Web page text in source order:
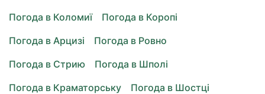
Погода в Коломиї
Погода в Коропі
Погода в Арцизі
Погода в Ровно
Погода в Стрию
Погода в Шполі
Погода в Краматорську
Погода в Шостці